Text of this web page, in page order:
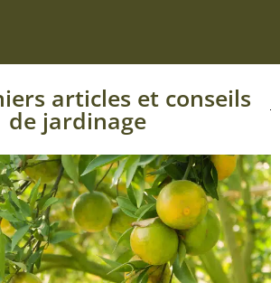
articles et conseils
de jardinage